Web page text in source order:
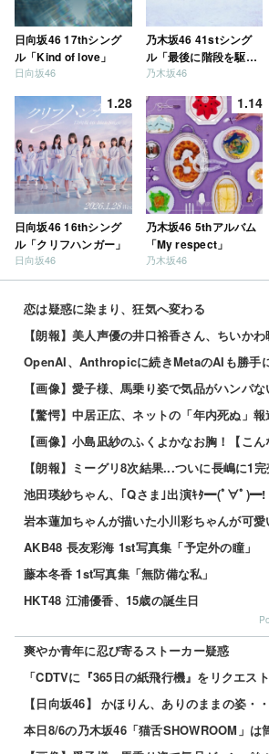
日向坂46 17thシング
ル「Kind of love」
日向坂46
乃木坂46 41stシング
ル「最後に階段を駆け
上がったのはいつ
乃木坂46
1.28
日向坂46 16thシング
ル「クリフハンガー」
日向坂46
1.14
乃木坂46 5thアルバム
「My respect」
乃木坂46
恋は疑惑に染まり、狂気へ変わる
【画像】愛子様、馬乗り姿で気品がハンパ
【画像】小島凪紗のふくよかなお胸！【こ
【朗報】ミーグリ8次結果...ついに長嶋に1
池田瑛紗ちゃん、｢Qさま｣出演ｷﾀ━(ﾟ∀ﾟ)━!
岩本蓮加ちゃんが描いた小川彩ちゃんが可愛
AKB48 長友彩海 1st写真集「予定外の瞳」
藤本冬香 1st写真集「無防備な私」
HKT48 江浦優香、15歳の誕生日
爽やか青年に忍び寄るストーカー疑惑
本日8/6の乃木坂46「猫舌SHOWROOM」は